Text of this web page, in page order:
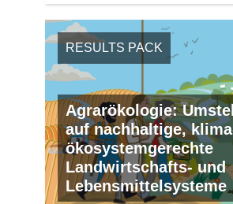
RESULTS PACK
Agrarökologie:
auf nachhaltige,
ökosystemgerechte
Landwirtschafts- und
Lebensmittelsysteme